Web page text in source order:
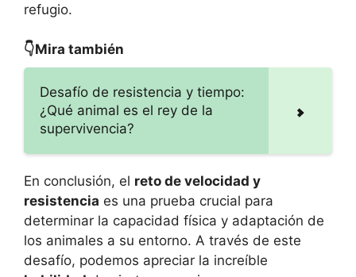
refugio.
👇Mira también
Desafío de resistencia y tiempo:
¿Qué animal es el rey de la
supervivencia?
En conclusión, el reto de velocidad y
resistencia es una prueba crucial para
determinar la capacidad física y adaptación de
los animales a su entorno. A través de este
desafío, podemos apreciar la increíble